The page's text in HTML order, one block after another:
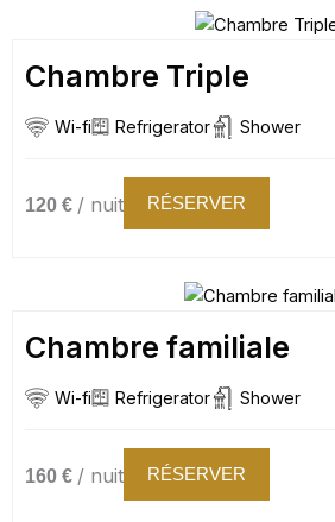
Chambre Triple
Wi-fi Refrigerator Shower
120 € / nuit RÉSERVER
Chambre familiale
Wi-fi Refrigerator Shower
160 € / nuit RÉSERVER